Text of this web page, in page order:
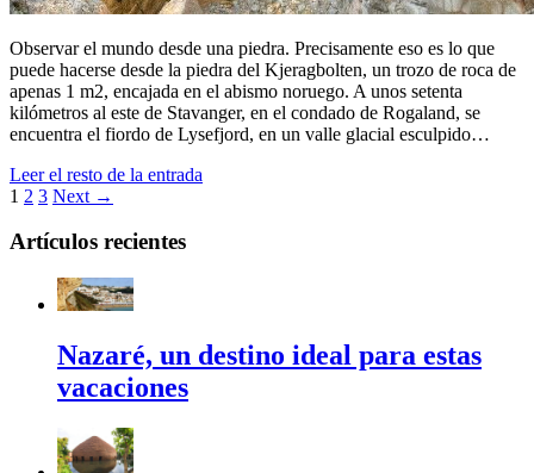
Observar el mundo desde una piedra. Precisamente eso es lo que
puede hacerse desde la piedra del Kjeragbolten, un trozo de roca de
apenas 1 m2, encajada en el abismo noruego. A unos setenta
kilómetros al este de Stavanger, en el condado de Rogaland, se
encuentra el fiordo de Lysefjord, en un valle glacial esculpido…
Leer el resto de la entrada
1 2 3 Next →
Artículos recientes
Nazaré, un destino ideal para estas
vacaciones